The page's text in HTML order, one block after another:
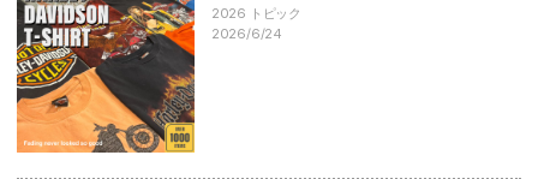
2026 トピック
2026/6/24